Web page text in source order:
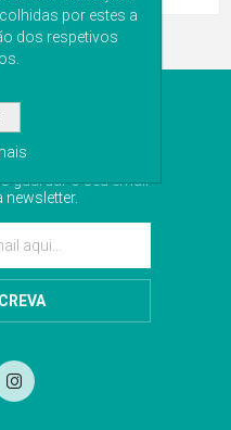
para receber as
guardar o seu email
newsletter.
por estes a
dos respetivos